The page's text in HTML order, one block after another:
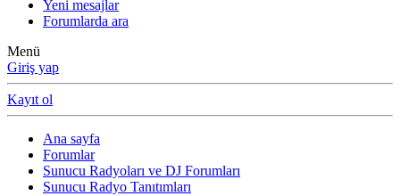
Yeni mesajlar
Forumlarda ara
Menü
Giriş yap
Kayıt ol
Ana sayfa
Forumlar
Sunucu Radyoları ve DJ Forumları
Sunucu Radyo Tanıtımları